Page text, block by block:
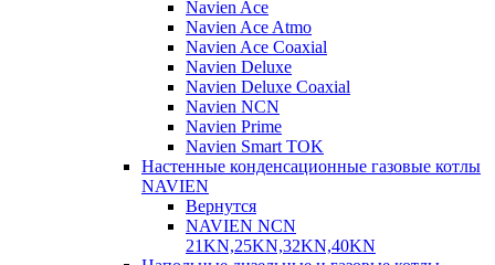
Navien Ace
Navien Ace Atmo
Navien Ace Coaxial
Navien Deluxe
Navien Deluxe Coaxial
Navien NCN
Navien Prime
Navien Smart TOK
Настенные конденсационные газовые котлы
NAVIEN
Вернутся
NAVIEN NCN
21KN,25KN,32KN,40KN